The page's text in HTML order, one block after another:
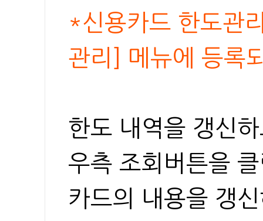
*신용카드 한도관
관리] 메뉴에 등록
한도 내역을 갱신
우측 조회버튼을
카드의 내용을 갱